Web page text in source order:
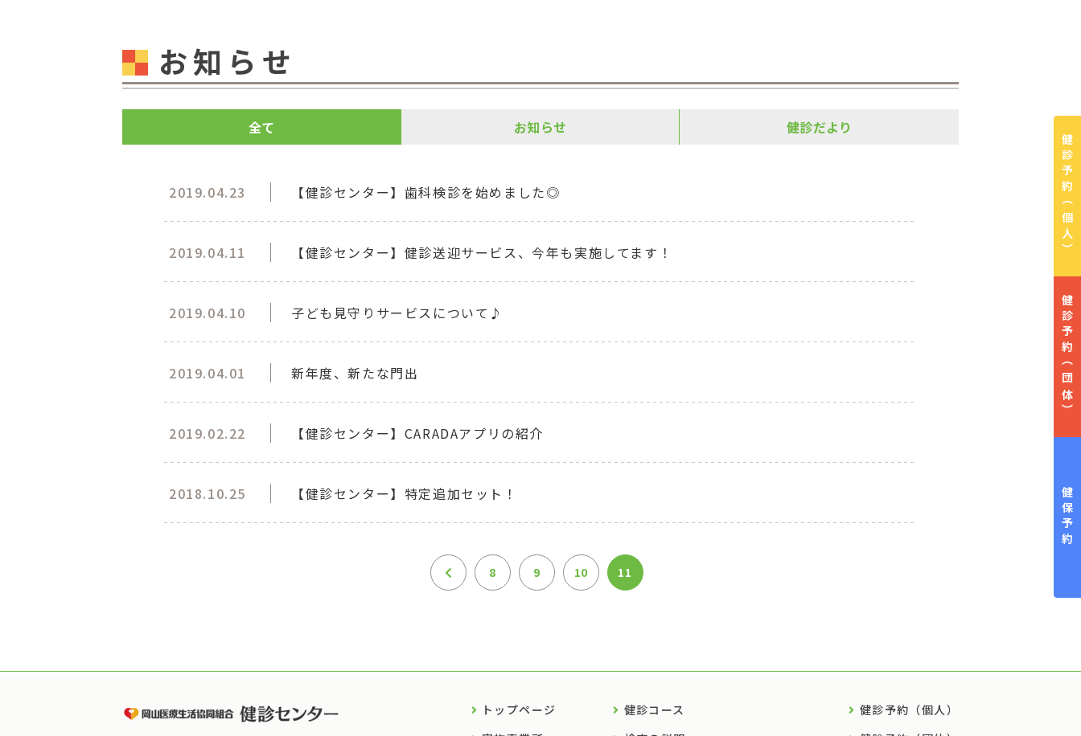
健診予約
（個人）
健診予約
（団体）
健保予約
お知らせ
全て お知らせ 健診だより
2019.04.23 【健診センター】歯科検診を始めました◎
2019.04.11 【健診センター】健診送迎サービス、今年も実施してます！
2019.04.10 子ども見守りサービスについて♪
2019.04.01 新年度、新たな門出
2019.02.22 【健診センター】CARADAアプリの紹介
2018.10.25 【健診センター】特定追加セット！
8 9 10 11
トップページ
健診コース
健診予約（個人）